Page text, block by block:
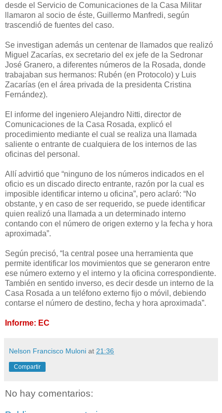
desde el Servicio de Comunicaciones de la Casa Militar
llamaron al socio de éste, Guillermo Manfredi, según
trascendió de fuentes del caso.
Se investigan además un centenar de llamados que realizó
Miguel Zacarías, ex secretario del ex jefe de la Sedronar
José Granero, a diferentes números de la Rosada, donde
trabajaban sus hermanos: Rubén (en Protocolo) y Luis
Zacarías (en el área privada de la presidenta Cristina
Fernández).
El informe del ingeniero Alejandro Nitti, director de
Comunicaciones de la Casa Rosada, explicó el
procedimiento mediante el cual se realiza una llamada
saliente o entrante de cualquiera de los internos de las
oficinas del personal.
Allí advirtió que “ninguno de los números indicados en el
oficio es un discado directo entrante, razón por la cual es
imposible identificar interno u oficina”, pero aclaró: “No
obstante, y en caso de ser requerido, se puede identificar
quien realizó una llamada a un determinado interno
contando con el número de origen externo y la fecha y hora
aproximada”.
Según precisó, “la central posee una herramienta que
permite identificar los movimientos que se generaron entre
ese número externo y el interno y la oficina correspondiente.
También en sentido inverso, es decir desde un interno de la
Casa Rosada a un teléfono externo fijo o móvil, debiendo
contarse el número de destino, fecha y hora aproximada”.
Informe: EC
Nelson Francisco Muloni at 21:36
Compartir
No hay comentarios: